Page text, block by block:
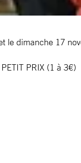
le dimanche 17
PRIX (1 à 3€)